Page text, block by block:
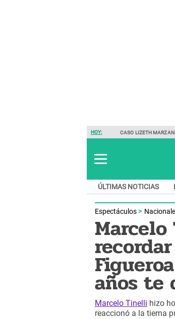
HOY: CASO LIZETH
ÚLTIMAS NOTICIAS
Espectáculos
años te
Marcelo Tinelli hizo
reaccionó a la tierna